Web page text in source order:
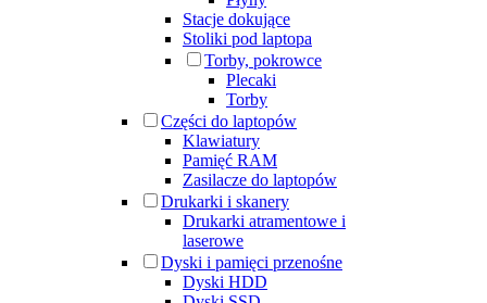
Stacje dokujące
Stoliki pod laptopa
Torby, pokrowce
Plecaki
Torby
Części do laptopów
Klawiatury
Pamięć RAM
Zasilacze do laptopów
Drukarki i skanery
Drukarki atramentowe i
laserowe
Dyski i pamięci przenośne
Dyski HDD